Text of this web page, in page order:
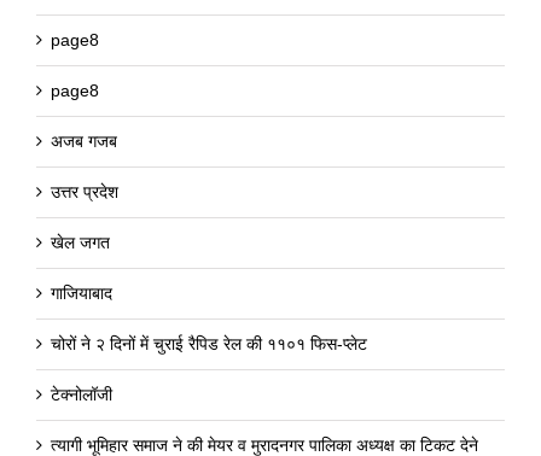
page8
page8
अजब गजब
उत्तर प्रदेश
खेल जगत
गाजियाबाद
चोरों ने २ दिनों में चुराई रैपिड रेल की ११०१ फिस-प्लेट
टेक्नोलॉजी
त्यागी भूमिहार समाज ने की मेयर व मुरादनगर पालिका अध्यक्ष का टिकट देने